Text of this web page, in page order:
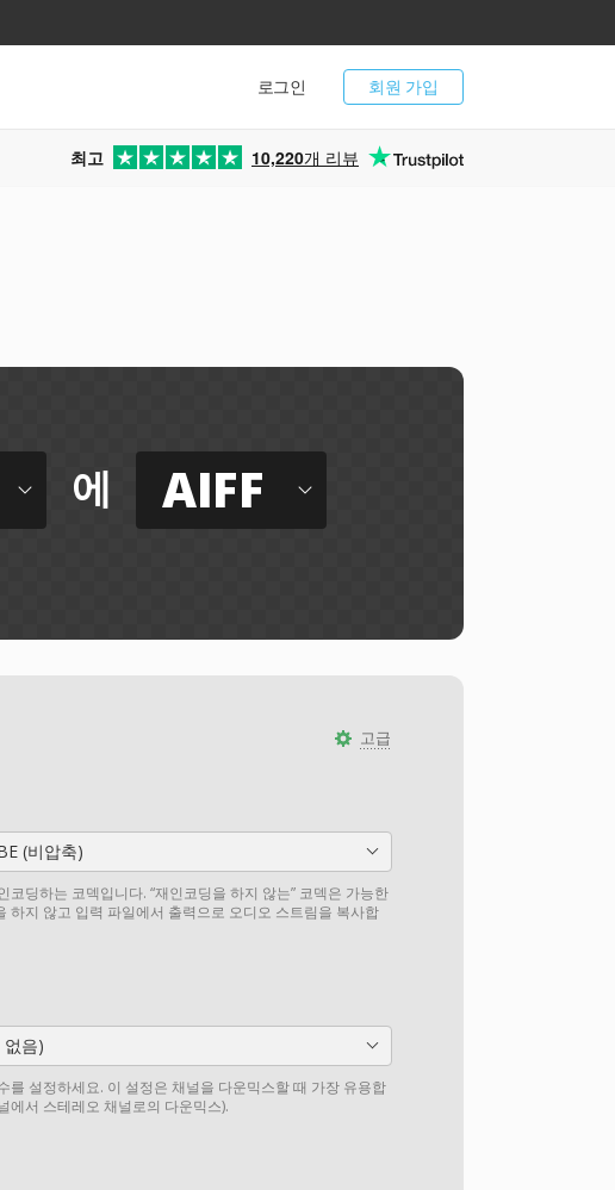
회원 가입
로그인
최고 10,220개 리뷰
에 AIFF
고급
(비압축)
코딩하는 코덱입니다. “재인코딩을 하지 않는” 코덱은 가능한
하지 않고 입력 파일에서 출력으로 오디오 스트림을 복사합
없음)
를 설정하세요. 이 설정은 채널을 다운믹스할 때 가장 유용합
에서 스테레오 채널로의 다운믹스).